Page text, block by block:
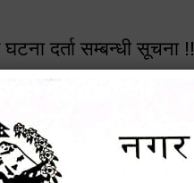
दर्ता सम्बन्धी सूचना !!
घटना दर्ता सम्बन्धी सूचना !!